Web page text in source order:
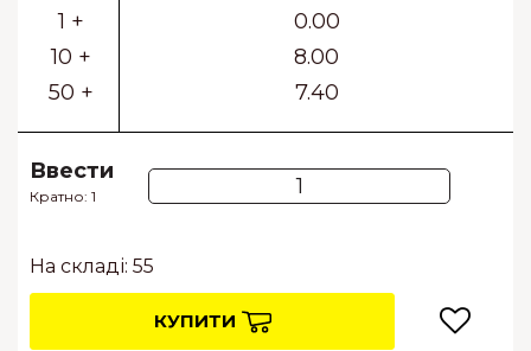
1 +
10 +
50 +
0.00
8.00
7.40
Ввести
Кратно: 1
На складі: 55
КУПИТИ